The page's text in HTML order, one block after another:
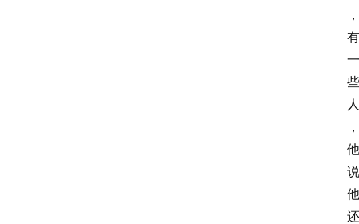
，
有
一
些
人
，
他
说
他
还